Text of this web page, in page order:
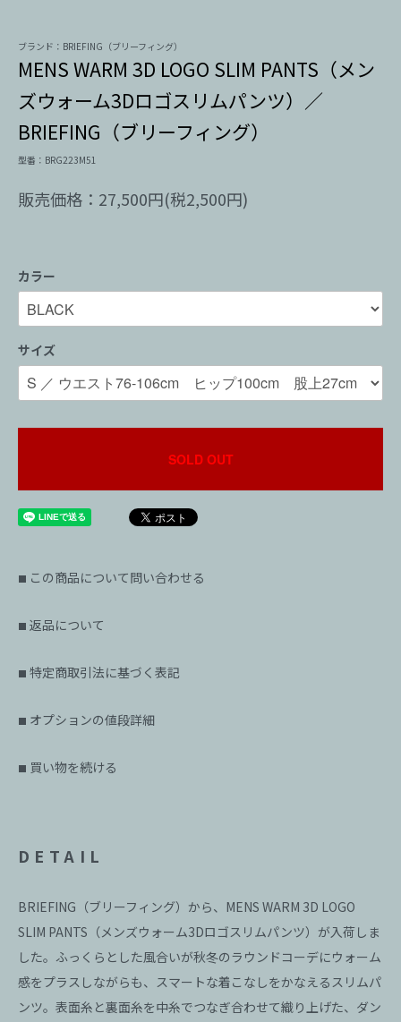
ブランド：BRIEFING（ブリーフィング）
MENS WARM 3D LOGO SLIM PANTS（メン
ズウォーム3Dロゴスリムパンツ）／
BRIEFING（ブリーフィング）
型番：BRG223M51
販売価格：27,500円(税2,500円)
カラー
サイズ
SOLD OUT
■ この商品について問い合わせる
■ 返品について
■ 特定商取引法に基づく表記
■ オプションの値段詳細
■ 買い物を続ける
DETAIL
BRIEFING（ブリーフィング）から、MENS WARM 3D LOGO
SLIM PANTS（メンズウォーム3Dロゴスリムパンツ）が入荷しま
した。ふっくらとした風合いが秋冬のラウンドコーデにウォーム
感をプラスしながらも、スマートな着こなしをかなえるスリムパ
ンツ。表面糸と裏面糸を中糸でつなぎ合わせて織り上げた、ダン